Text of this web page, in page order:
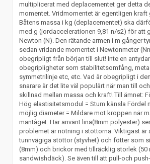
multiplicerat med deplacementet ger detta
momentet. Vridmomentet är egentligen kraft
Båtens massa i kg (deplacementet) ska
med g (jordaccelerationen 9,81 n/s2) för att
Newton (N). Den rätande armen i m gånger
sedan vridande momentet i Newtonmeter
obegripligt från början till slut! Inte en
obegripligheter som stabilitetsomfång,
symmetrilinje etc, etc. Vad är obegripligt i
snarare är det lite väl populärt när man till
skillnad mellan massa och kraft! Till ämnet:
Hög elastisitetsmodul = Stum känsla Fördel
möjlig diameter = Mildare mot kroppen när
mantåget. Har använt lina(8mm polyester)
problemet är nötning i stöttorna. Viktigast är
tunnvägiga stöttor (styvhet) och fötter som
(8mm) och brickor med tillräcklig storlek (50
sandwishdäck). Se även till att pull-och